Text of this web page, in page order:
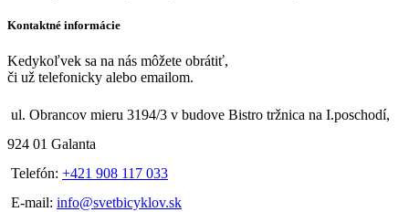
Kontaktné informácie
Kedykoľvek sa na nás môžete obrátiť,
či už telefonicky alebo emailom.
ul. Obrancov mieru 3194/3 v budove Bistro tržnica na I.poschodí,
924 01 Galanta
Telefón: +421 908 117 033
E-mail: info@svetbicyklov.sk